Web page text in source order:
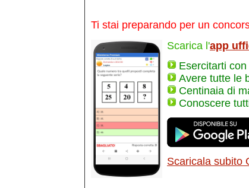
Ti stai preparando per un
Scarica l'app
Esercitarti
Avere tutte le
Centinaia di
Conoscere
Scaricala subito